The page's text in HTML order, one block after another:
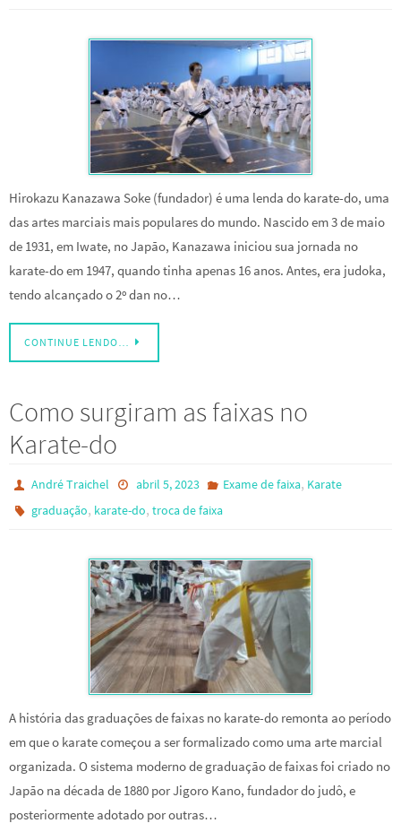
Hirokazu Kanazawa Soke (fundador) é uma lenda do karate-do, uma
das artes marciais mais populares do mundo. Nascido em 3 de maio
de 1931, em Iwate, no Japão, Kanazawa iniciou sua jornada no
karate-do em 1947, quando tinha apenas 16 anos. Antes, era judoka,
tendo alcançado o 2º dan no…
CONTINUE LENDO…
Como surgiram as faixas no
Karate-do
André Traichel abril 5, 2023 Exame de faixa, Karate
graduação, karate-do,troca de faixa
A história das graduações de faixas no karate-do remonta ao período
em que o karate começou a ser formalizado como uma arte marcial
organizada. O sistema moderno de graduação de faixas foi criado no
Japão na década de 1880 por Jigoro Kano, fundador do judô, e
posteriormente adotado por outras…